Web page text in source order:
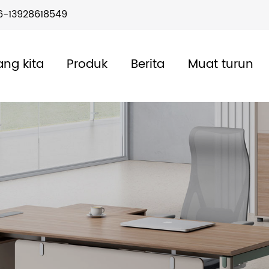
13928618549
kita Produk Berita Muat turun